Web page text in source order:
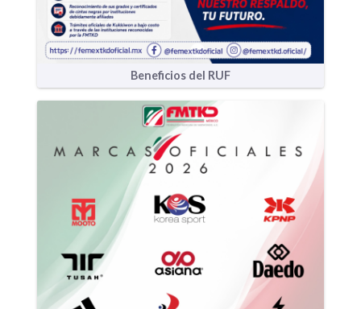
Beneficios del RUF